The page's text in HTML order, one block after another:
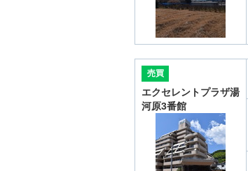
売買
エクセレントプラザ湯
河原3番館